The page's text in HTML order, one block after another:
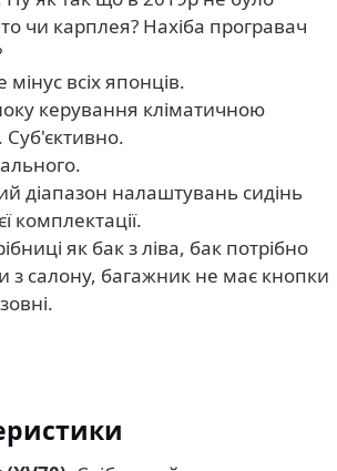
чи карплея? Нахіба програвач
всіх японців.
керування кліматичною
діапазон налаштувань сидінь
комплектації.
як бак з ліва, бак потрібно
з салону, багажник не має кнопки